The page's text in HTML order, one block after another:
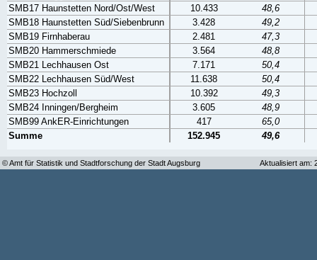
SMB17 Haunstetten Nord/Ost/West
10.433
48,6
SMB18 Haunstetten Süd/Siebenbrunn
3.428
49,2
SMB19 Firnhaberau
2.481
47,3
SMB20 Hammerschmiede
3.564
48,8
SMB21 Lechhausen Ost
7.171
50,4
SMB22 Lechhausen Süd/West
11.638
50,4
SMB23 Hochzoll
10.392
49,3
SMB24 Inningen/Bergheim
3.605
48,9
SMB99 AnkER-Einrichtungen
417
65,0
Summe
152.945 49,6
© Amt für Statistik und Stadtforschung der Stadt Augsburg Aktualisiert am: